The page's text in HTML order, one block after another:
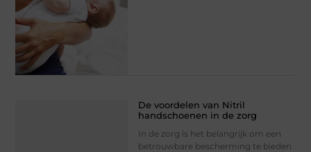
De voordelen van Nitril
handschoenen in de zorg
In de zorg is het belangrijk om een
betrouwbare bescherming te bieden